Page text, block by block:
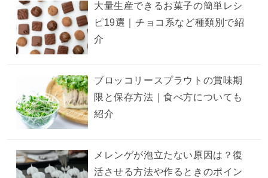
大量生産できるお菓子の簡単レシ
ピ19選｜チョコ系など種類別で紹
介
ブロッコリースプラウトの賞味期
限と保存方法｜食べ方についても
紹介
メレンゲが泡立たない原因は？復
活させる方法や作るときのポイン